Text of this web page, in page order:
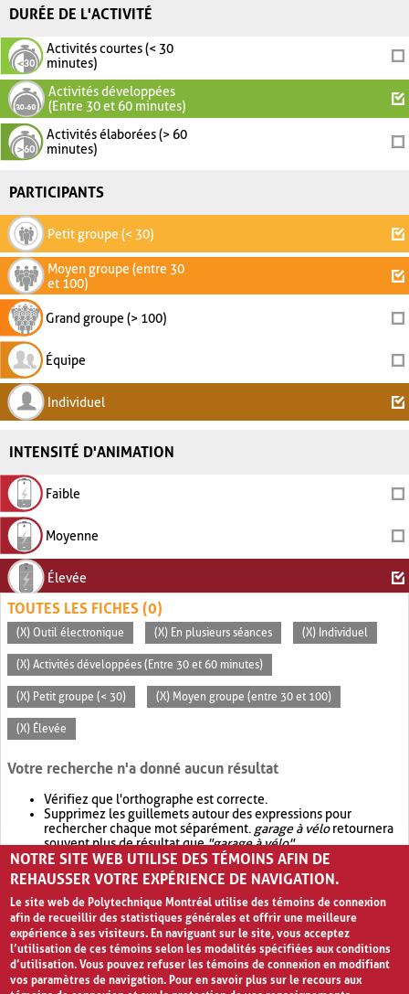
DURÉE DE L'ACTIVITÉ
Activités courtes (< 30
minutes)
Activités développées
(Entre 30 et 60 minutes)
Activités élaborées (> 60
minutes)
PARTICIPANTS
Petit groupe (< 30)
Moyen groupe (entre 30
et 100)
Grand groupe (> 100)
Équipe
Individuel
INTENSITÉ D'ANIMATION
Faible
Moyenne
Élevée
TOUTES LES FICHES (0)
(X) Outil électronique (X) En plusieurs séances (X) Individuel
(X) Activités développées (Entre 30 et 60 minutes)
(X) Petit groupe (< 30) (X) Moyen groupe (entre 30 et 100)
(X) Élevée
Votre recherche n'a donné aucun résultat
Vérifiez que l'orthographe est correcte.
Supprimez les guillemets autour des expressions pour
rechercher chaque mot séparément. garage à véloretournera
souvent plus de résultat que"garage à vélo".
Envisagez d'élargir votre recherche avec OR.garage OR vélo
retournera souvent plus de résultat quegarage à vélo
NOTRE SITE WEB UTILISE DES TÉMOINS AFIN DE
REHAUSSER VOTRE EXPÉRIENCE DE NAVIGATION.
Le site web de Polytechnique Montréal utilise des témoins de connexion
afin de recueillir des statistiques générales et offrir une meilleure
expérience à ses visiteurs. En naviguant sur le site, vous acceptez
l’utilisation de ces témoins selon les modalités spécifiées aux conditions
d’utilisation. Vous pouvez refuser les témoins de connexion en modifiant
vos paramètres de navigation. Pour en savoir plus sur le recours aux